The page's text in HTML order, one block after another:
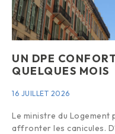
UN DPE
QUELQUES MOIS
16 JUILLET 2026
Le ministre du Logement
affronter les canicules.